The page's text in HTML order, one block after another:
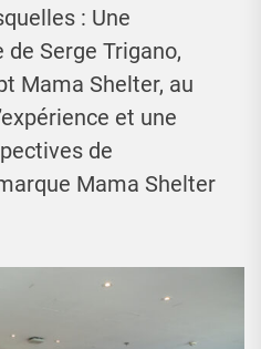
: Une
Serge Trigano,
Mama Shelter, au
et une
de
Mama Shelter